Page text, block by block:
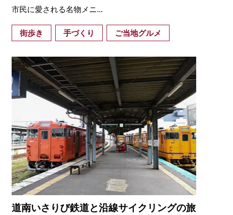
市民に愛される名物メニ...
街歩き 手づくり ご当地グルメ
道南いさりび鉄道と沿線サイクリングの旅